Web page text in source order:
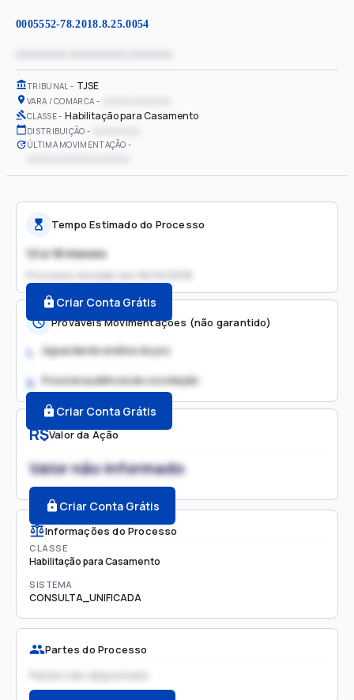
0005552-78.2018.8.25.0054
TRIBUNAL TJSE
VARA / COMARCA
CLASSE Habilitação para Casamento
DISTRIBUIÇÃO
ÚLTIMA MOVIMENTAÇÃO
R$Valor da Ação
Valor não informado
Criar Conta Grátis
Informações do Processo
CLASSE
Habilitação para Casamento
SISTEMA
CONSULTA_UNIFICADA
Partes do Processo
Partes não disponíveis
Tempo Estimado do Processo
12 a 18 meses
Processo iniciado em
Criar Conta Grátis
Prováveis Movimentações (não garantido)
1. Aguardando análise do juiz
2. Possível audiência de conciliação
Criar Conta Grátis